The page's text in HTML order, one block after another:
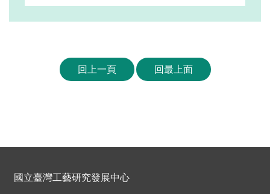
回上一頁 回最上面
國立臺灣工藝研究發展中心